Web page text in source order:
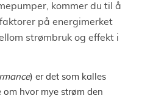
kommer du til å
på energimerket
strømbruk og effekt i
) er det som kalles
om hvor mye strøm den